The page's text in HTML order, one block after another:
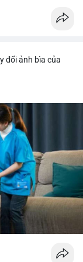
đổi ảnh bìa của